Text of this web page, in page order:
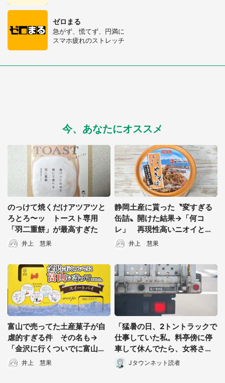
ゼロまる
急がず、慌てず、円満に
スマホ疲れのストレッチ
今、あなたにオススメ
のっけて焼くだけアツアツと
ろとろ〜ッ トースト専用
「羽二重餅」が最高すぎた
井上 慧果
静岡土産に貰った〝変すぎる
缶詰〟開けた結果→「何コ
レ」 再現性高いニオイと
〝初めての食感〟に困惑
井上 慧果
富山で売ってた土産菓子が自
虐的すぎる件 その名も→
「金沢に行くついでに富山に
寄ってみました」
井上 慧果
「猛暑の日、2トントラックで
仕事していた私。料亭傍に停
車して休んでたら、女将さん
が中から出てきて...」（東京
都・50代男性）
Jタウンネット読者